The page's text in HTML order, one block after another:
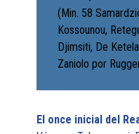
(Min. 58
Kossounou,
Djimsiti, De
Zaniolo por
El once inicial del